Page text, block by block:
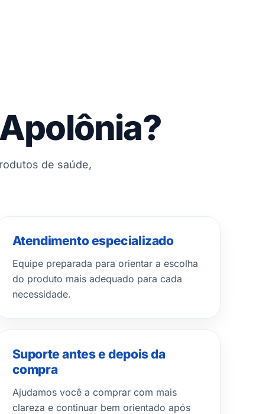
de saúde,
Atendimento especializado
Equipe preparada para orientar a escolha
do produto mais adequado para cada
necessidade.
Suporte antes e depois da
compra
Ajudamos você a comprar com mais
clareza e continuar bem orientado após